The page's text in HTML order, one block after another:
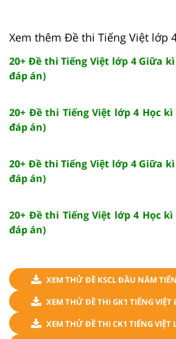
Xem thêm Đề thi Tiếng Việt lớp
20+ Đề thi Tiếng Việt lớp 4 Giữa
đáp án)
20+ Đề thi Tiếng Việt lớp 4 Học kì
đáp án)
20+ Đề thi Tiếng Việt lớp 4 Giữa
đáp án)
20+ Đề thi Tiếng Việt lớp 4 Học kì
đáp án)
XEM THỬ ĐỀ KSCL ĐẦU NĂM
XEM THỬ ĐỀ THI GK1 TIẾNG VIỆT
XEM THỬ ĐỀ THI CK1 TIẾNG VIỆT